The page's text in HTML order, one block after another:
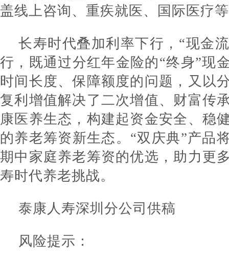
盖线上咨询、重疾就医、国际医疗
长寿时代叠加利率下行，“现金
行，既通过分红年金险的“终身”现
时间长度、保障额度的问题，又以
复利增值解决了二次增值、财富传
康医养生态，构建起资金安全、稳
的养老筹资新生态。“双庆典”产品
期中家庭养老筹资的优选，助力更
寿时代养老挑战。
泰康人寿深圳分公司供稿
风险提示：